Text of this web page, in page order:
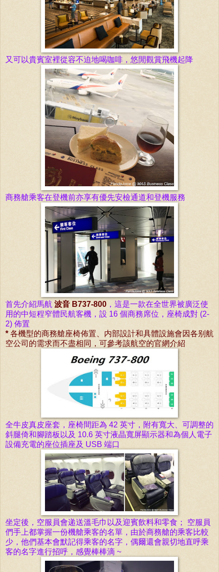
又可以貴賓室裡從容不迫地喝咖啡， 悠閒觀賞飛機起降
商務艙乘客在登機前亦享有優先安檢通道和登機服務
首先介紹馬航 波音 B737-800 ，這是一款在全世界被廣泛使
用的中短程窄體民航客機，設 16 個商務席位，座椅成對 (2-
2) 佈置
* 各機型的商務艙座椅佈置、内部設計和具體設施會因各别航
空公司的需求而不盡相同，可參考該航空的官網介紹
全牛皮真皮座套，座椅間距為 42 英寸， 附有寬大、可調整的
斜腿倚和腳踏板以 及 10.6 英寸液晶寬屏顯示器和為個人電子
設備充電的座位插座及 USB 端口
坐定後，空服員會递送溫毛巾以及迎賓飲料和零食； 空服員
們手上都掌握一份機艙乘客的名單，由於商務艙的乘客比較
少，他們基本會默記得乘客的名字，偶爾還會親切地直呼乘
客的名字進行招呼，感覺棒棒滴 ~